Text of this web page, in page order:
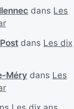
dans Les
dans Les dix
Méry dans Les